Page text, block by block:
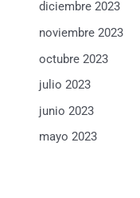
diciembre 2023
noviembre 2023
octubre 2023
julio 2023
junio 2023
mayo 2023